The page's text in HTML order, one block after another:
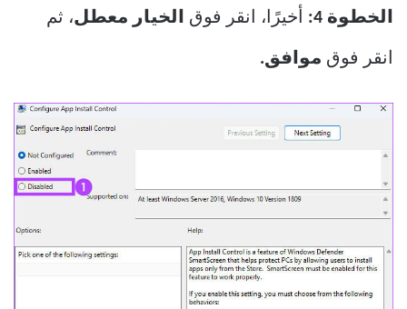
الخطوة 4: أخيرًا، انقر فوق الخيار معطل، ثم
انقر فوق موافق.